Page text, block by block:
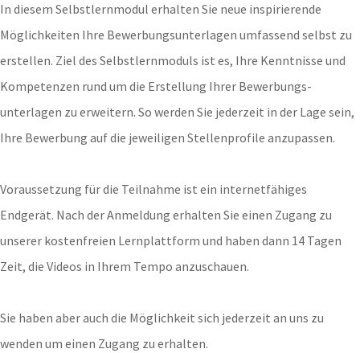
In diesem Selbstlernmodul erhalten Sie neue inspirierende
Möglichkeiten Ihre Bewerbungsunterlagen umfassend selbst zu
erstellen. Ziel des Selbstlernmoduls ist es, Ihre Kenntnisse und
Kompetenzen rund um die Erstellung Ihrer Bewerbungs-
unterlagen zu erweitern. So werden Sie jederzeit in der Lage sein,
Ihre Bewerbung auf die jeweiligen Stellenprofile anzupassen.
Voraussetzung für die Teilnahme ist ein internetfähiges
Endgerät. Nach der Anmeldung erhalten Sie einen Zugang zu
unserer kostenfreien Lernplattform und haben dann 14 Tagen
Zeit, die Videos in Ihrem Tempo anzuschauen.
Sie haben aber auch die Möglichkeit sich jederzeit an uns zu
wenden um einen Zugang zu erhalten.